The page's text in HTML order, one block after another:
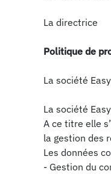
La directrice
Politique de
La société
La société
A ce titre elle
la gestion des
Les données
- Gestion du